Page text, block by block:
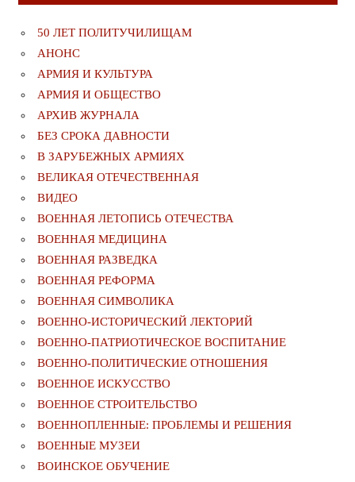
50 ЛЕТ ПОЛИТУЧИЛИЩАМ
АНОНС
АРМИЯ И КУЛЬТУРА
АРМИЯ И ОБЩЕСТВО
АРХИВ ЖУРНАЛА
БЕЗ СРОКА ДАВНОСТИ
В ЗАРУБЕЖНЫХ АРМИЯХ
ВЕЛИКАЯ ОТЕЧЕСТВЕННАЯ
ВИДЕО
ВОЕННАЯ ЛЕТОПИСЬ ОТЕЧЕСТВА
ВОЕННАЯ МЕДИЦИНА
ВОЕННАЯ РАЗВЕДКА
ВОЕННАЯ РЕФОРМА
ВОЕННАЯ СИМВОЛИКА
ВОЕННО-ИСТОРИЧЕСКИЙ ЛЕКТОРИЙ
ВОЕННО-ПАТРИОТИЧЕСКОЕ ВОСПИТАНИЕ
ВОЕННО-ПОЛИТИЧЕСКИE ОТНОШЕНИЯ
ВОЕННОЕ ИСКУССТВО
ВОЕННОЕ СТРОИТЕЛЬСТВО
ВОЕННОПЛЕННЫЕ: ПРОБЛЕМЫ И РЕШЕНИЯ
ВОЕННЫЕ МУЗЕИ
ВОИНСКОЕ ОБУЧЕНИЕ